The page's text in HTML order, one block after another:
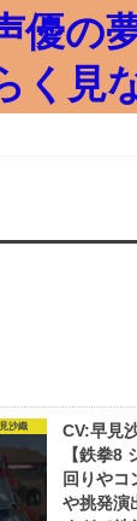
優の
く見
沙織
CV:早見
【鉄拳8
回りやコ
や挑発演